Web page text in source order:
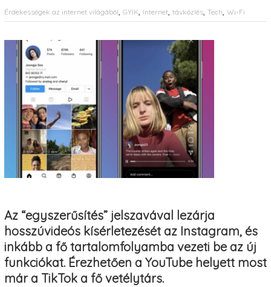
Érdekességek az internet világából, GYIK, Internet, távközlés, Tech, Wi-Fi
Az “egyszerűsítés” jelszavával lezárja
hosszúvideós kísérletezését az Instagram, és
inkább a fő tartalomfolyamba vezeti be az új
funkciókat. Érezhetően a YouTube helyett most
már a TikTok a fő vetélytárs.